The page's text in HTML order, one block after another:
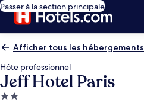
Passer à la section principale
Afficher tous les hébergements
Hôte professionnel
Jeff Hotel Paris
Hébergement